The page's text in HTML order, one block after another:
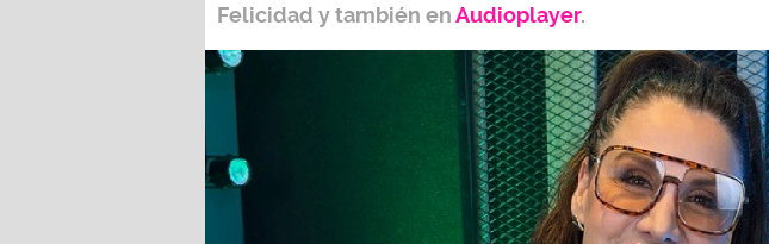
Felicidad y también enAudioplayer.